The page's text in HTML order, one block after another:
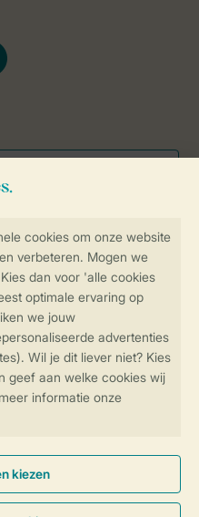
gegevens &
wijzigen